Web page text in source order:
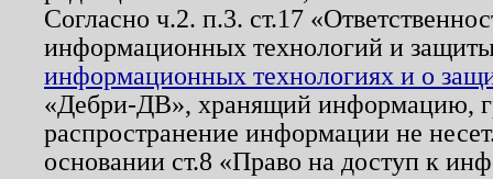
Согласно ч.2. п.3. ст.17
информационных технологий и
информационных технологиях и о
«Дебри-ДВ», хранящий информацию,
распространение информации не
основании ст.8 «Право на доступ к